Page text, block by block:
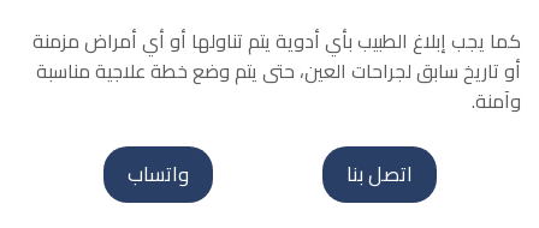
كما يجب إبلاغ الطبيب بأي أدوية يتم تناولها أو أي أمراض مزمنة
أو تاريخ سابق لجراحات العين، حتى يتم وضع خطة علاجية مناسبة
وآمنة.
اتصل بنا واتساب